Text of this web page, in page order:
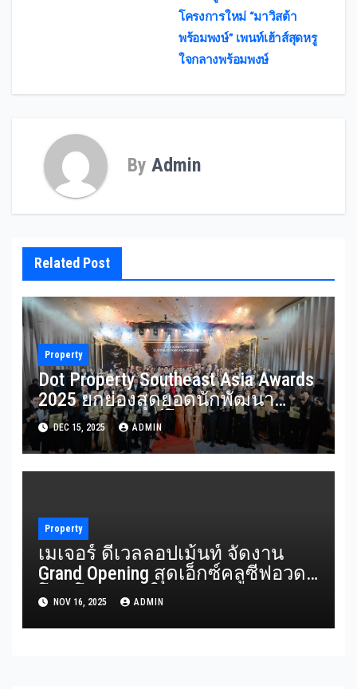
โครงการใหม่ “มาวิสต้า
พร้อมพงษ์” เพนท์เฮ้าส์สุดหรู
ใจกลางพร้อมพงษ์
By Admin
Related Post
Property
Dot Property Southeast Asia Awards
2025 ยกย่องสุดยอดนักพัฒนา
อสังหาริมทรัพย์โครงการระดับ
แลนด์มาร์ก และเอเจนซี่ยอดเยี่ยม
แห่งภูมิภาคเอเชียตะวันออกเฉียง
DEC 15, 2025 ADMIN
Property
เมเจอร์ ดีเวลลอปเม้นท์ จัดงาน
Grand Opening สุดเอ็กซ์คลูซีฟอวด
โฉมโครงการใหม่ “มาวิสต้า พร้อม
พงษ์” เพนท์เฮ้าส์สุดหรูใจกลาง
พร้อมพงษ์
NOV 16, 2025 ADMIN